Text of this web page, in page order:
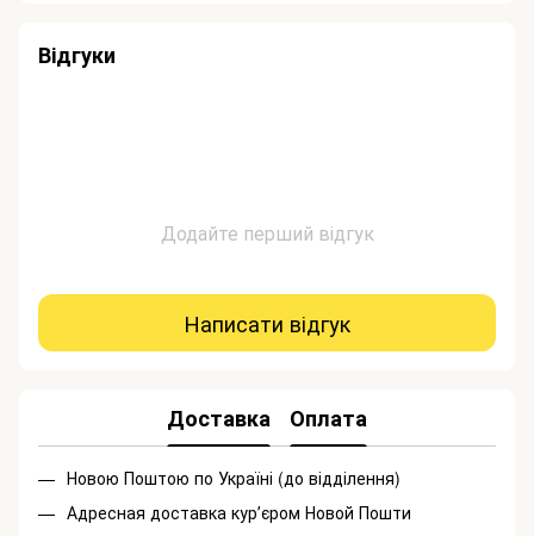
Відгуки
Додайте перший відгук
Написати відгук
Доставка Оплата
Новою Поштою по Україні (до відділення)
Адресная доставка курʼєром Новой Пошти